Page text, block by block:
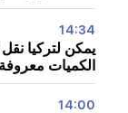
14:34
يمكن لتركيا نقل
الكميات معروفة
14:00